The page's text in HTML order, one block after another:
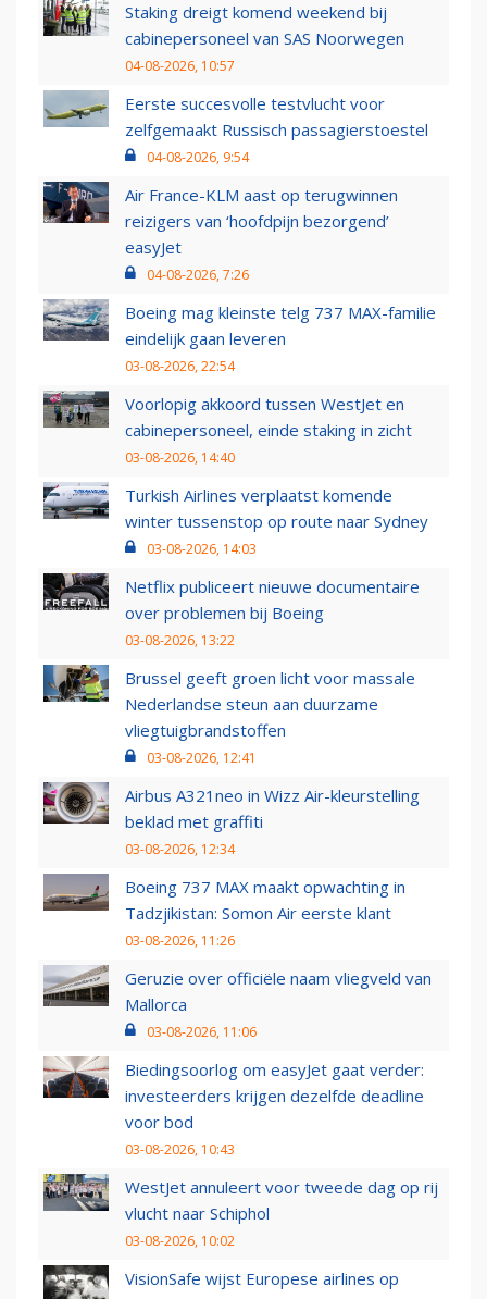
Staking dreigt komend weekend bij
cabinepersoneel van SAS Noorwegen
04-08-2026, 10:57
Eerste succesvolle testvlucht voor
zelfgemaakt Russisch passagierstoestel
04-08-2026, 9:54
Air France-KLM aast op terugwinnen
reizigers van ‘hoofdpijn bezorgend’
easyJet
04-08-2026, 7:26
Boeing mag kleinste telg 737 MAX-familie
eindelijk gaan leveren
03-08-2026, 22:54
Voorlopig akkoord tussen WestJet en
cabinepersoneel, einde staking in zicht
03-08-2026, 14:40
Turkish Airlines verplaatst komende
winter tussenstop op route naar Sydney
03-08-2026, 14:03
Netflix publiceert nieuwe documentaire
over problemen bij Boeing
03-08-2026, 13:22
Brussel geeft groen licht voor massale
Nederlandse steun aan duurzame
vliegtuigbrandstoffen
03-08-2026, 12:41
Airbus A321neo in Wizz Air-kleurstelling
beklad met graffiti
03-08-2026, 12:34
Boeing 737 MAX maakt opwachting in
Tadzjikistan: Somon Air eerste klant
03-08-2026, 11:26
Geruzie over officiële naam vliegveld van
Mallorca
03-08-2026, 11:06
Biedingsoorlog om easyJet gaat verder:
investeerders krijgen dezelfde deadline
voor bod
03-08-2026, 10:43
WestJet annuleert voor tweede dag op rij
vlucht naar Schiphol
03-08-2026, 10:02
VisionSafe wijst Europese airlines op